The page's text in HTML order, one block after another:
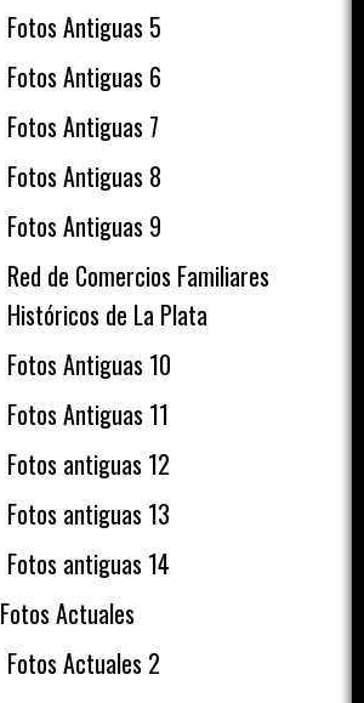
Fotos Antiguas 5
Fotos Antiguas 6
Fotos Antiguas 7
Fotos Antiguas 8
Fotos Antiguas 9
Red de Comercios Familiares
Históricos de La Plata
Fotos Antiguas 10
Fotos Antiguas 11
Fotos antiguas 12
Fotos antiguas 13
Fotos antiguas 14
Fotos Actuales
Fotos Actuales 2